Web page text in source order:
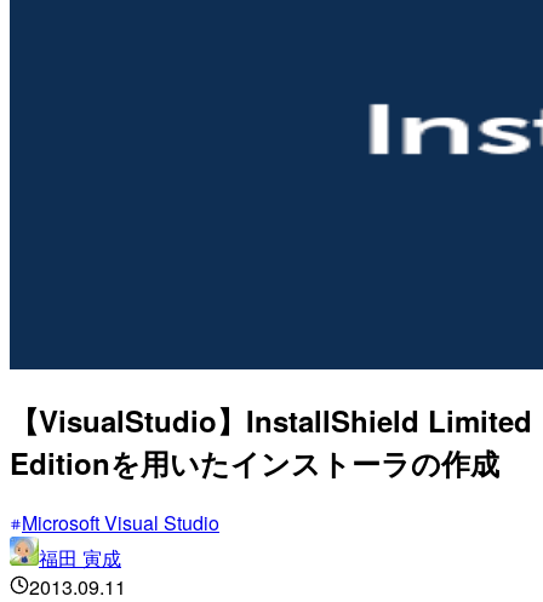
【VisualStudio】InstallShield Limited
Editionを用いたインストーラの作成
Microsoft Visual Studio
福田 寅成
2013.09.11